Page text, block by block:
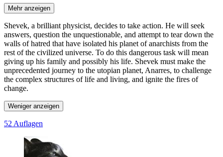
Mehr anzeigen
Shevek, a brilliant physicist, decides to take action. He will seek
answers, question the unquestionable, and attempt to tear down the
walls of hatred that have isolated his planet of anarchists from the
rest of the civilized universe. To do this dangerous task will mean
giving up his family and possibly his life. Shevek must make the
unprecedented journey to the utopian planet, Anarres, to challenge
the complex structures of life and living, and ignite the fires of
change.
Weniger anzeigen
52 Auflagen